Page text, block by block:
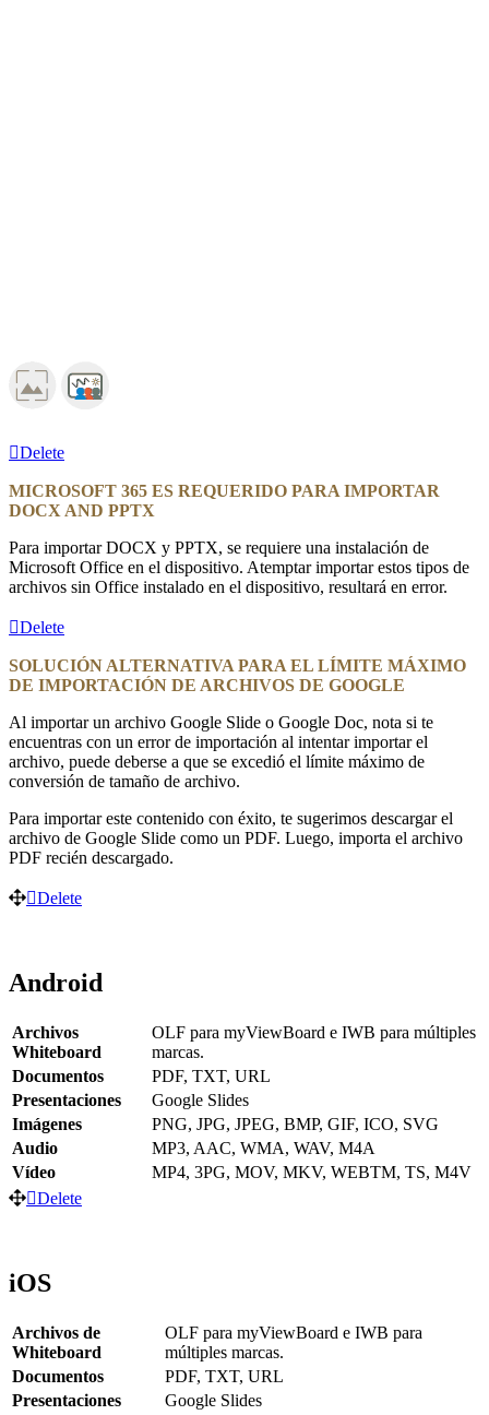
Delete
MICROSOFT 365 ES REQUERIDO PARA IMPORTAR
DOCX AND PPTX
Para importar DOCX y PPTX, se requiere una instalación de
Microsoft Office en el dispositivo. Atemptar importar estos tipos de
archivos sin Office instalado en el dispositivo, resultará en error.
Delete
SOLUCIÓN ALTERNATIVA PARA EL LÍMITE MÁXIMO
DE IMPORTACIÓN DE ARCHIVOS DE GOOGLE
Al importar un archivo Google Slide o Google Doc, nota si te
encuentras con un error de importación al intentar importar el
archivo, puede deberse a que se excedió el límite máximo de
conversión de tamaño de archivo.
Para importar este contenido con éxito, te sugerimos descargar el
archivo de Google Slide como un PDF. Luego, importa el archivo
PDF recién descargado.
Delete
Android
Archivos
Whiteboard
OLF para myViewBoard e IWB para múltiples
marcas.
Documentos
PDF, TXT, URL
Presentaciones
Google Slides
Imágenes
PNG, JPG, JPEG, BMP, GIF, ICO, SVG
Audio
MP3, AAC, WMA, WAV, M4A
Vídeo
MP4, 3PG, MOV, MKV, WEBTM, TS, M4V
Delete
iOS
Archivos de
Whiteboard
OLF para myViewBoard e IWB para
múltiples marcas.
Documentos
PDF, TXT, URL
Presentaciones
Google Slides